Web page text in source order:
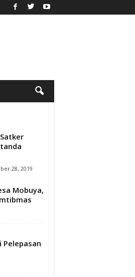
28, 2019
Mobuya,